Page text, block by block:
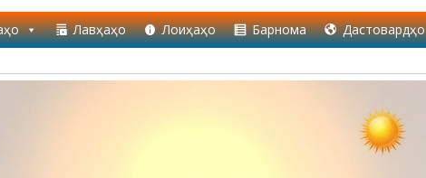
Лавҳаҳо Лоиҳаҳо Барнома Дастовардҳо